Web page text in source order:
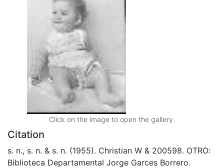
Click on the image to open the gallery.
Citation
s. n., s. n. & s. n. (1955). Christian W & 200598. OTRO:
Biblioteca Departamental Jorge Garces Borrero.